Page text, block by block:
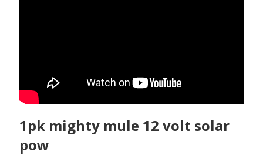
1pk mighty mule 12 volt solar
pow